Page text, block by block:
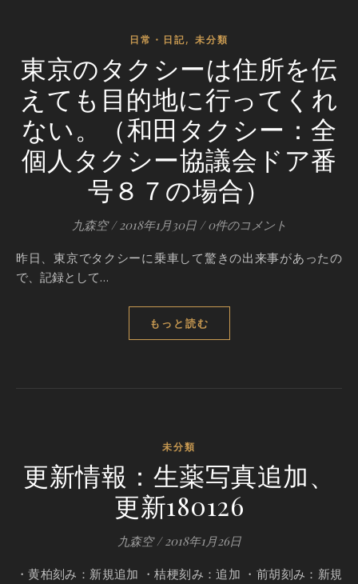
日常・日記, 未分類
東京のタクシーは住所を伝
えても目的地に行ってくれ
ない。（和田タクシー：全
個人タクシー協議会ドア番
号８７の場合）
九森空 / 2018年1月30日 / 0件のコメント
昨日、東京でタクシーに乗車して驚きの出来事があったの
で、記録として…
もっと読む
未分類
更新情報：生薬写真追加、
更新180126
九森空 / 2018年1月26日
・黄柏刻み：新規追加 ・桔梗刻み：追加 ・前胡刻み：新規